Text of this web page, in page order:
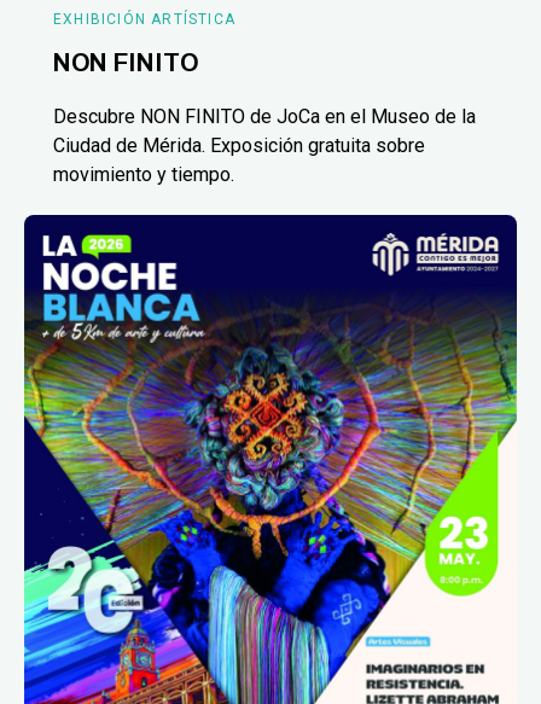
EXHIBICIÓN ARTÍSTICA
NON FINITO
Descubre NON FINITO de JoCa en el Museo de la
Ciudad de Mérida. Exposición gratuita sobre
movimiento y tiempo.